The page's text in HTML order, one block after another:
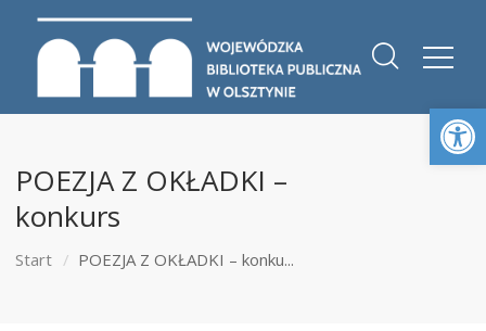
POEZJA Z OKŁADKI –
konkurs
Start POEZJA Z OKŁADKI – konku...